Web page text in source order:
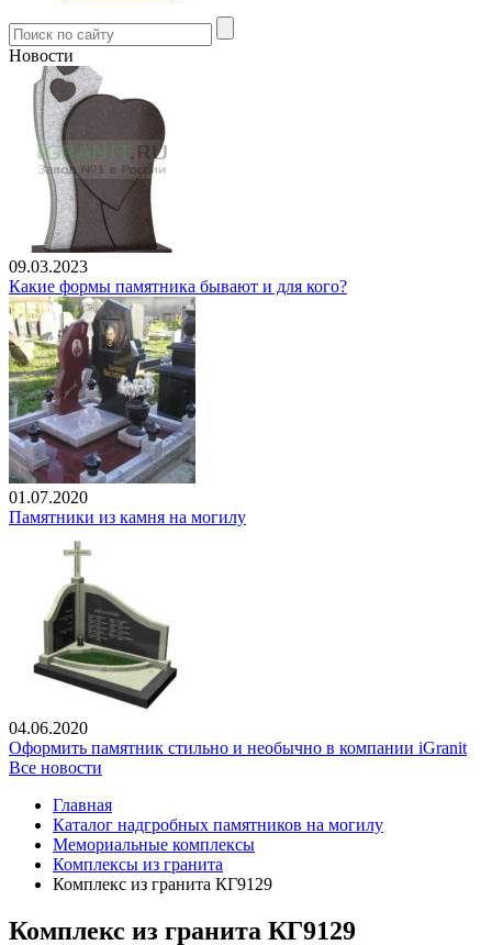
Новости
09.03.2023
Какие формы памятника бывают и для кого?
01.07.2020
Памятники из камня на могилу
04.06.2020
Оформить памятник стильно и необычно в компании iGranit
Все новости
Главная
Каталог надгробных памятников на могилу
Мемориальные комплексы
Комплексы из гранита
Комплекс из гранита КГ9129
Комплекс из гранита КГ9129